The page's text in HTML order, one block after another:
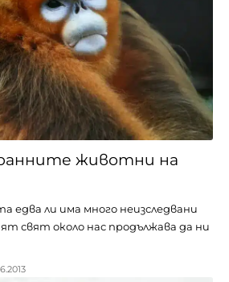
животни на
едва ли има много неизследвани
свят около нас продължава да ни